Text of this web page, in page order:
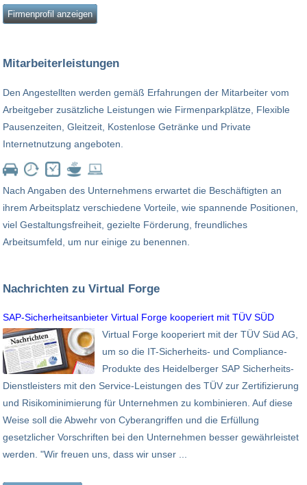
Firmenprofil anzeigen
Mitarbeiterleistungen
Den Angestellten werden gemäß Erfahrungen der Mitarbeiter vom
Arbeitgeber zusätzliche Leistungen wie Firmenparkplätze, Flexible
Pausenzeiten, Gleitzeit, Kostenlose Getränke und Private
Internetnutzung angeboten.
Nach Angaben des Unternehmens erwartet die Beschäftigten an
ihrem Arbeitsplatz verschiedene Vorteile, wie spannende Positionen,
viel Gestaltungsfreiheit, gezielte Förderung, freundliches
Arbeitsumfeld, um nur einige zu benennen.
Nachrichten zu Virtual Forge
SAP-Sicherheitsanbieter Virtual Forge kooperiert mit TÜV SÜD
Virtual Forge kooperiert mit der TÜV Süd AG,
um so die IT-Sicherheits- und Compliance-
Produkte des Heidelberger SAP Sicherheits-
Dienstleisters mit den Service-Leistungen des TÜV zur Zertifizierung
und Risikominimierung für Unternehmen zu kombinieren. Auf diese
Weise soll die Abwehr von Cyberangriffen und die Erfüllung
gesetzlicher Vorschriften bei den Unternehmen besser gewährleistet
werden. "Wir freuen uns, dass wir unser ...